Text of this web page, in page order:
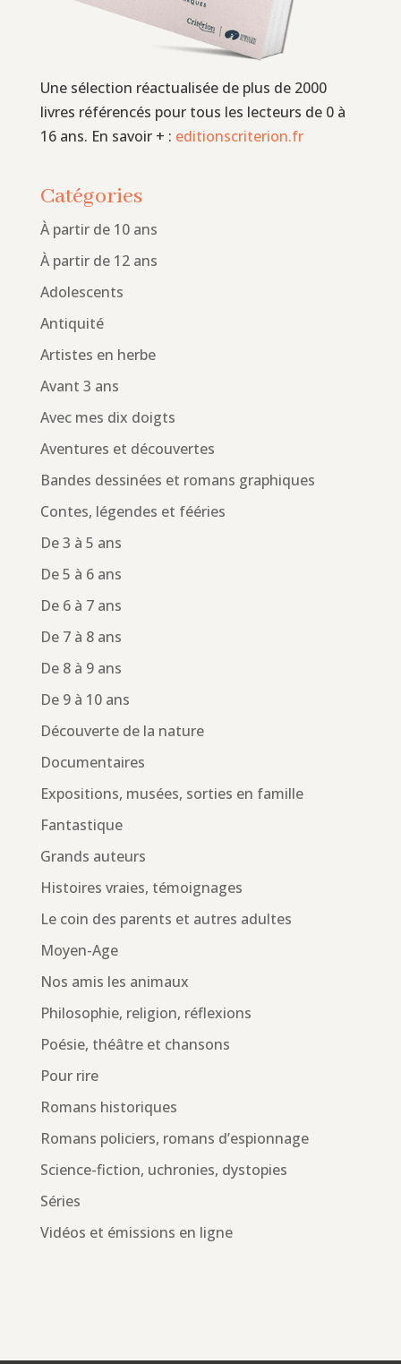
Une sélection réactualisée de plus de 2000
livres référencés pour tous les lecteurs de 0 à
16 ans. En savoir + : editionscriterion.fr
Catégories
À partir de 10 ans
À partir de 12 ans
Adolescents
Antiquité
Artistes en herbe
Avant 3 ans
Avec mes dix doigts
Aventures et découvertes
Bandes dessinées et romans graphiques
Contes, légendes et fééries
De 3 à 5 ans
De 5 à 6 ans
De 6 à 7 ans
De 7 à 8 ans
De 8 à 9 ans
De 9 à 10 ans
Découverte de la nature
Documentaires
Expositions, musées, sorties en famille
Fantastique
Grands auteurs
Histoires vraies, témoignages
Le coin des parents et autres adultes
Moyen-Age
Nos amis les animaux
Philosophie, religion, réflexions
Poésie, théâtre et chansons
Pour rire
Romans historiques
Romans policiers, romans d’espionnage
Science-fiction, uchronies, dystopies
Séries
Vidéos et émissions en ligne